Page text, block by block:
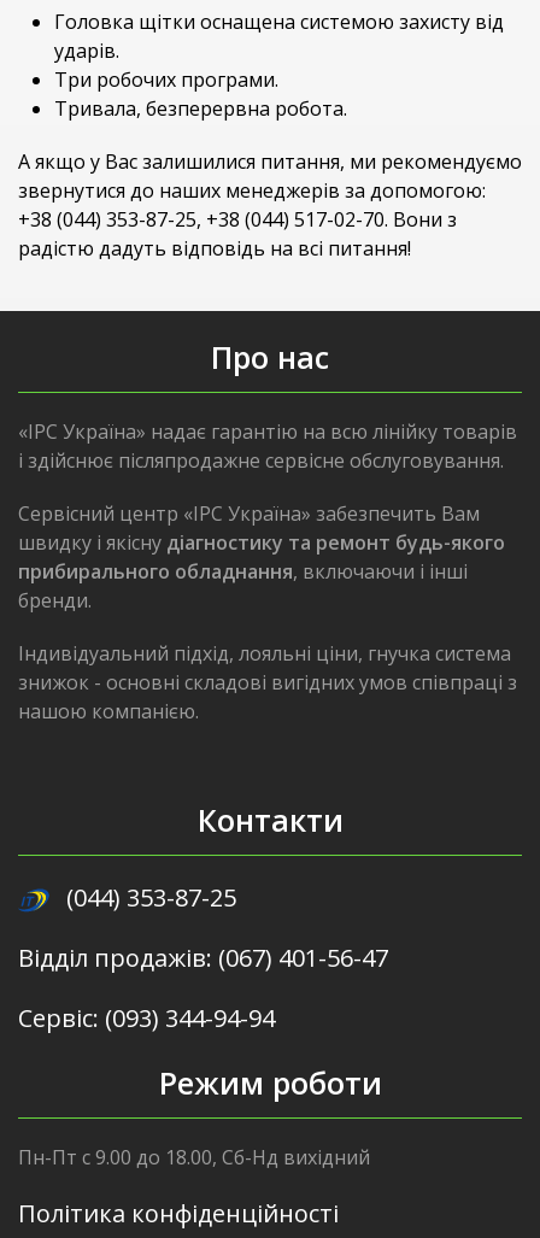
Головка щітки оснащена системою захисту від
ударів.
Три робочих програми.
Тривала, безперервна робота.
А якщо у Вас залишилися питання, ми рекомендуємо
звернутися до наших менеджерів за допомогою:
+38 (044) 353-87-25, +38 (044) 517-02-70. Вони з
радістю дадуть відповідь на всі питання!
Про нас
«IPC Україна» надає гарантію на всю лінійку товарів
і здійснює післяпродажне сервісне обслуговування.
Сервісний центр «IPC Україна» забезпечить Вам
швидку і якісну діагностику та ремонт будь-якого
прибирального обладнання, включаючи і інші
бренди.
Індивідуальний підхід, лояльні ціни, гнучка система
знижок - основні складові вигідних умов співпраці з
нашою компанією.
Контакти
(044) 353-87-25
Відділ продажів: (067) 401-56-47
Сервіс: (093) 344-94-94
Режим роботи
Пн-Пт с 9.00 до 18.00, Сб-Нд вихідний
Політика конфіденційності